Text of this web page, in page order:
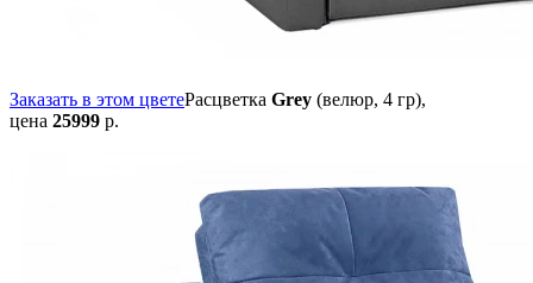
Заказать в этом цветеРасцветка Grey (велюр, 4 гр),
цена 25999 р.